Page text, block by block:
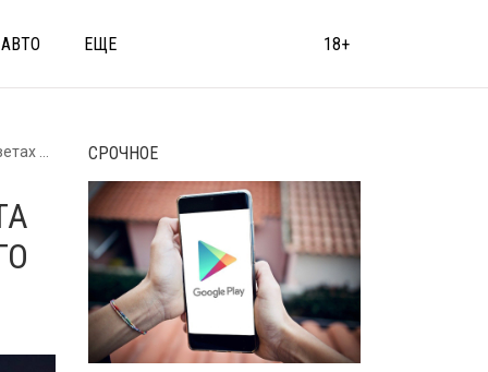
АВТО ЕЩЕ 18+
СРОЧНОЕ